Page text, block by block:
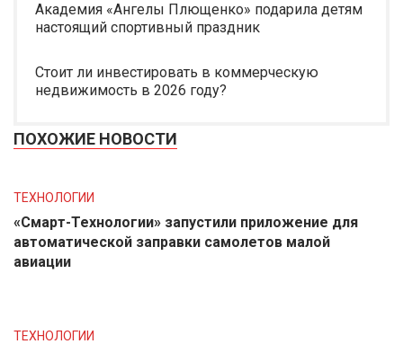
Академия «Ангелы Плющенко» подарила детям
настоящий спортивный праздник
Стоит ли инвестировать в коммерческую
недвижимость в 2026 году?
ПОХОЖИЕ НОВОСТИ
ТЕХНОЛОГИИ
«Смарт-Технологии» запустили приложение для
автоматической заправки самолетов малой
авиации
ТЕХНОЛОГИИ